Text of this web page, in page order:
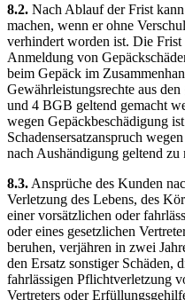
8.2. Nach Ablauf der Frist
machen, wenn er ohne
verhindert worden ist. Die
Anmeldung von
beim Gepäck im
Gewährleistungsrechte aus
und 4 BGB geltend gemacht
wegen Gepäckbeschädigung
Schadensersatzanspruch
nach Aushändigung geltend zu
8.3. Ansprüche des Kunden
Verletzung des Lebens, des
einer vorsätzlichen oder
oder eines gesetzlichen
beruhen, verjähren in zwei
den Ersatz sonstiger Schäden,
fahrlässigen Pflichtverletzung
Vertreters oder